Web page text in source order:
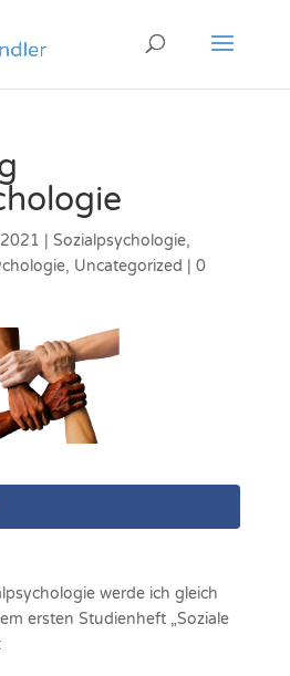
Sozialpsychologie,
, Uncategorized
0
werde ich gleich
ersten Studienheft „Soziale